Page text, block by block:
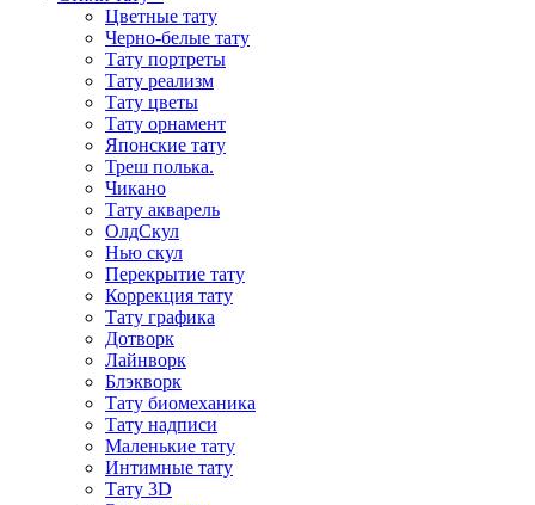
Цветные тату
Черно-белые тату
Тату портреты
Тату реализм
Тату цветы
Тату орнамент
Японские тату
Треш полька.
Чикано
Тату акварель
ОлдСкул
Нью скул
Перекрытие тату
Коррекция тату
Тату графика
Дотворк
Лайнворк
Блэкворк
Тату биомеханика
Тату надписи
Маленькие тату
Интимные тату
Тату 3D